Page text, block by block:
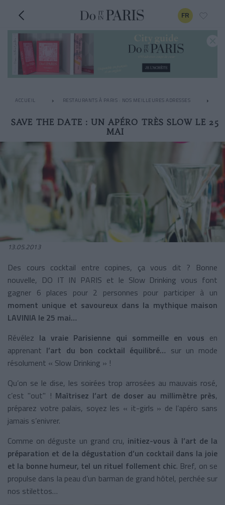
FR
ACCUEIL RESTAURANTS À PARIS : NOS MEILLEURES ADRESSES
SAVE THE DATE : UN APÉRO TRÈS SLOW LE 25
MAI
13.05.2013
Des cours cocktail entre copines, ça vous dit ? Bonne
nouvelle, DO IT IN PARIS et le Slow Drinking vous font
gagner 6 places pour 2 personnes pour participer à un
moment unique et savoureux dans la mythique maison
LAVINIA le 25 mai…
Révélez la vraie Parisienne qui sommeille en vous en
apprenant l’art du bon cocktail équilibré… sur un mode
résolument « Slow Drinking » !
Qu’on se le dise, les soirées trop arrosées au mauvais rosé,
c’est "out" ! Maîtrisez l’art de doser au millimètre près,
préparez votre palais, soyez les « it-girls » de l’apéro sans
jamais s’enivrer.
Comme on déguste un grand cru, initiez-vous à l’art de la
préparation et de la dégustation d’un cocktail dans la joie
et la bonne humeur, tel un rituel follement chic. Bref, on se
propulse dans la peau d’un barman de grand hôtel, perchée sur
nos stilettos…